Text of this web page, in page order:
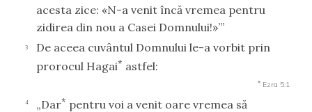
acesta zice: «N-a venit încă vremea pentru
zidirea din nou a Casei Domnului!»’”
3
De aceea cuvântul Domnului le-a vorbit prin
prorocul Hagai* astfel:
* Ezra 5:1
4 „Dar* pentru voi a venit oare vremea să